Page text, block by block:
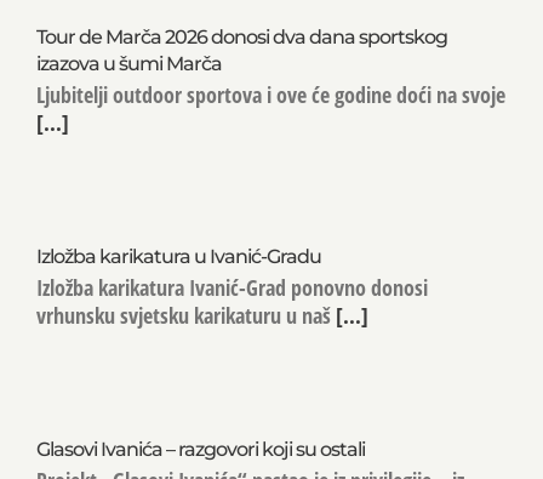
Tour de Marča 2026 donosi dva dana sportskog
izazova u šumi Marča
Ljubitelji outdoor sportova i ove će godine doći na svoje
[...]
Izložba karikatura u Ivanić-Gradu
Izložba karikatura Ivanić-Grad ponovno donosi
vrhunsku svjetsku karikaturu u naš [...]
Glasovi Ivanića – razgovori koji su ostali